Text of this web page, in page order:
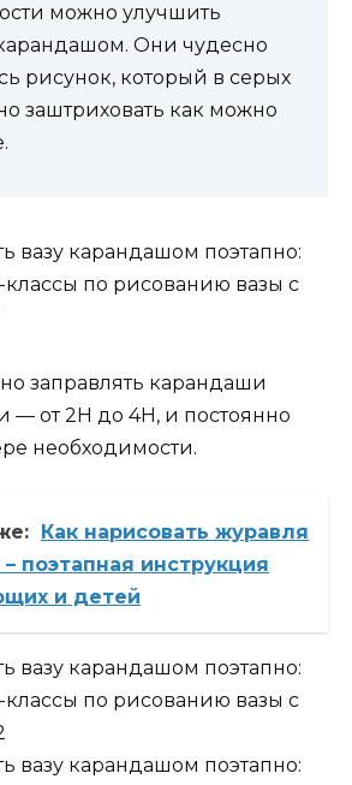
можно улучшить
Они чудесно
рисунок, который в серых
заштриховать как можно
заправлять карандаши
— от 2Н до 4Н, и постоянно
необходимости.
Как нарисовать журавля
поэтапная инструкция
и детей